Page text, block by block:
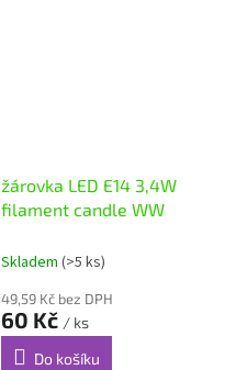
žárovka LED E14 3,4W
filament candle WW
Skladem (>5 ks)
49,59 Kč bez DPH
60 Kč / ks
Do košíku